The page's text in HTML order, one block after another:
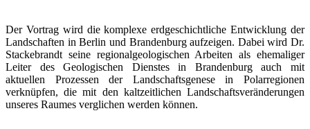
Der Vortrag wird die komplexe erdgeschichtliche Entwicklung der
Landschaften in Berlin und Brandenburg aufzeigen. Dabei wird Dr.
Stackebrandt seine regionalgeologischen Arbeiten als ehemaliger
Leiter des Geologischen Dienstes in Brandenburg auch mit
aktuellen Prozessen der Landschaftsgenese in Polarregionen
verknüpfen, die mit den kaltzeitlichen Landschaftsveränderungen
unseres Raumes verglichen werden können.